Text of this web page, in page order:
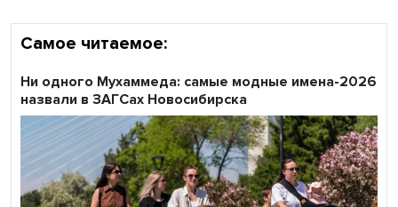
Самое читаемое:
Ни одного Мухаммеда: самые модные имена-2026
назвали в ЗАГСах Новосибирска